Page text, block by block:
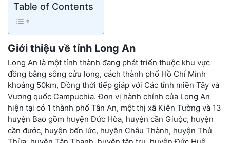
Table of Contents
Giới thiệu về tỉnh Long An
Long An là một tỉnh thành đang phát triển thuộc khu vực
đồng bằng sông cửu long, cách thành phố Hồ Chí Minh
khoảng 50km, Đồng thời tiếp giáp với Các tỉnh miền Tây và
Vương quốc Campuchia. Đơn vị hành chính của Long An
hiện tại có 1 thành phố Tân An, một thị xã Kiên Tường và 13
huyện Bao gồm huyện Đức Hòa, huyện cần Giuộc, huyện
cần đước, huyện bến lức, huyện Châu Thành, huyện Thủ